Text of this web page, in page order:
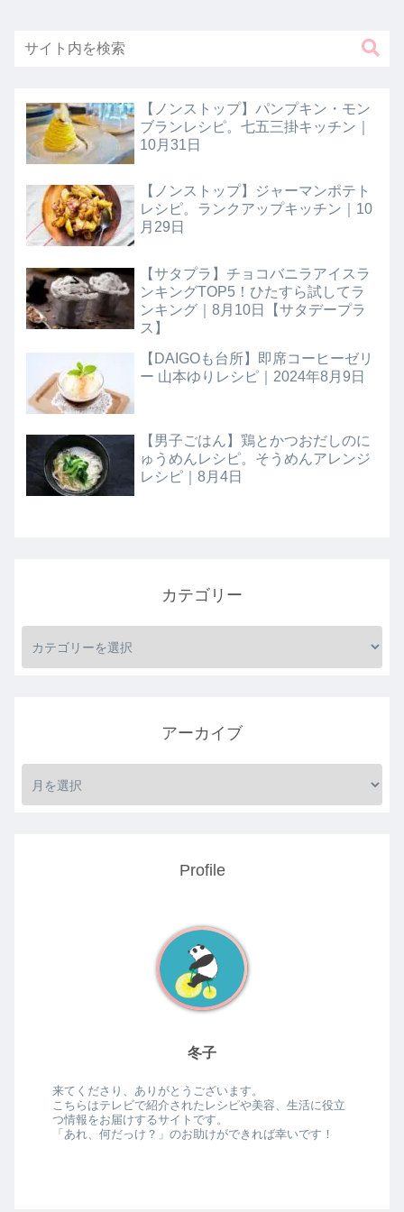
【ノンストップ】パンプキン・モン
ブランレシピ。七五三掛キッチン｜
10月31日
【ノンストップ】ジャーマンポテト
レシピ。ランクアップキッチン｜10
月29日
【サタプラ】チョコバニラアイスラ
ンキングTOP5！ひたすら試してラ
ンキング｜8月10日【サタデープラ
ス】
【DAIGOも台所】即席コーヒーゼリ
ー 山本ゆりレシピ｜2024年8月9日
【男子ごはん】鶏とかつおだしのに
ゅうめんレシピ。そうめんアレンジ
レシピ｜8月4日
カテゴリー
アーカイブ
Profile
冬子
来てくださり、ありがとうございます。
こちらはテレビで紹介されたレシピや美容、生活に役立
つ情報をお届けするサイトです。
「あれ、何だっけ？」のお助けができれば幸いです！